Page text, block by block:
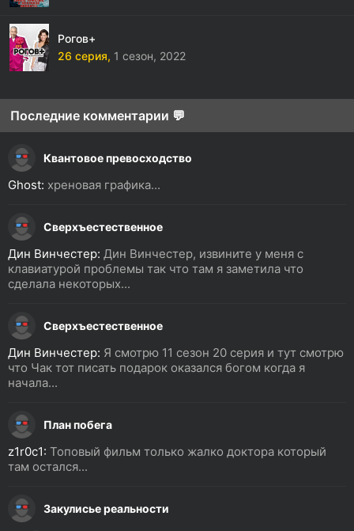
Рогов+
26 серия, 1 сезон, 2022
Последние комментарии 💬
Квантовое превосходство
Ghost: хреновая графика...
Сверхъестественное
Дин Винчестер: Дин Винчестер, извините у меня с
клавиатурой проблемы так что там я заметила что
сделала некоторых...
Сверхъестественное
Дин Винчестер: Я смотрю 11 сезон 20 серия и тут смотрю
что Чак тот писать подарок оказался богом когда я
начала...
План побега
z1r0c1: Топовый фильм только жалко доктора который
там остался...
Закулисье реальности